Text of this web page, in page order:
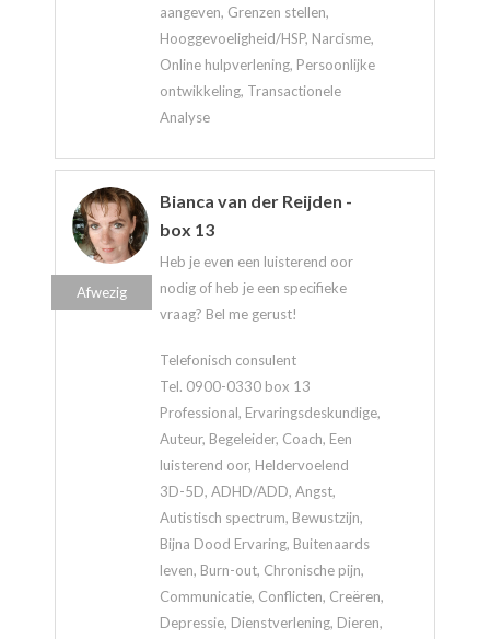
aangeven, Grenzen stellen,
Hooggevoeligheid/HSP, Narcisme,
Online hulpverlening, Persoonlijke
ontwikkeling, Transactionele
Analyse
Bianca van der Reijden -
box 13
Heb je even een luisterend oor
nodig of heb je een specifieke
vraag? Bel me gerust!
Telefonisch consulent
Tel. 0900-0330 box 13
Professional, Ervaringsdeskundige,
Auteur, Begeleider, Coach, Een
luisterend oor, Heldervoelend
3D-5D, ADHD/ADD, Angst,
Autistisch spectrum, Bewustzijn,
Bijna Dood Ervaring, Buitenaards
leven, Burn-out, Chronische pijn,
Communicatie, Conflicten, Creëren,
Depressie, Dienstverlening, Dieren,
Afwezig